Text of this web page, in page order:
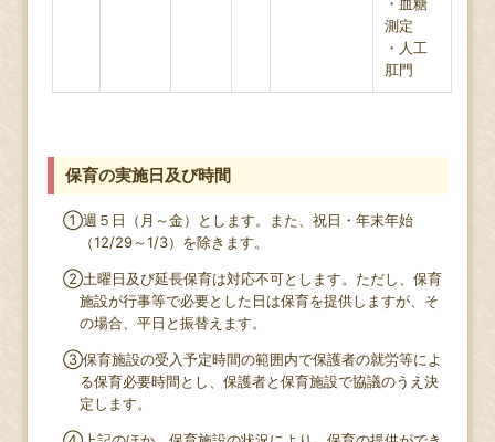
測定
・人工
肛門
保育の実施日及び時間
①週５日（月～金）とします。また、祝日・年末年始
（12/29～1/3）を除きます。
②土曜日及び延長保育は対応不可とします。ただし、保育
施設が行事等で必要とした日は保育を提供しますが、そ
の場合、平日と振替えます。
③保育施設の受入予定時間の範囲内で保護者の就労等によ
る保育必要時間とし、保護者と保育施設で協議のうえ決
定します。